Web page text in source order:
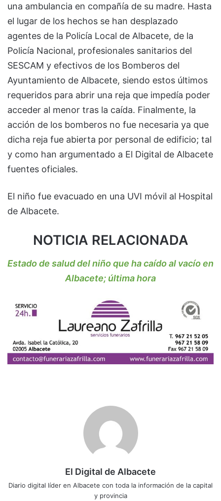
una ambulancia en compañía de su madre. Hasta
el lugar de los hechos se han desplazado
agentes de la Policía Local de Albacete, de la
Policía Nacional, profesionales sanitarios del
SESCAM y efectivos de los Bomberos del
Ayuntamiento de Albacete, siendo estos últimos
requeridos para abrir una reja que impedía poder
acceder al menor tras la caída. Finalmente, la
acción de los bomberos no fue necesaria ya que
dicha reja fue abierta por personal de edificio; tal
y como han argumentado a El Digital de Albacete
fuentes oficiales.
El niño fue evacuado en una UVI móvil al Hospital
de Albacete.
NOTICIA RELACIONADA
Estado de salud del niño que ha caído al vacío en
Albacete; última hora
El Digital de Albacete
Diario digital líder en Albacete con toda la información de la capital
y provincia